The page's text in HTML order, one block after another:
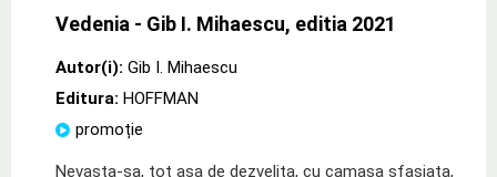
Vedenia - Gib I. Mihaescu, editia 2021
Autor(i): Gib I. Mihaescu
Editura: HOFFMAN
promoție
Nevasta-sa, tot asa de dezvelita, cu camasa sfasiata,